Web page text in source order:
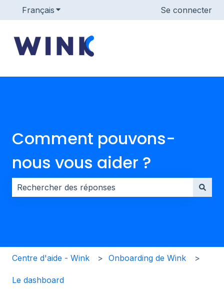
Français Afficher le sous-menu pour les traductions
Se connecter
Comment pouvons-
nous vous aider ?
Centre d'aide - Wink Onboarding de Wink
Le dashboard